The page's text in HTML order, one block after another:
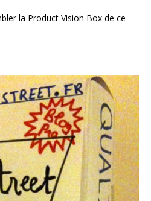
la Product Vision Box de ce